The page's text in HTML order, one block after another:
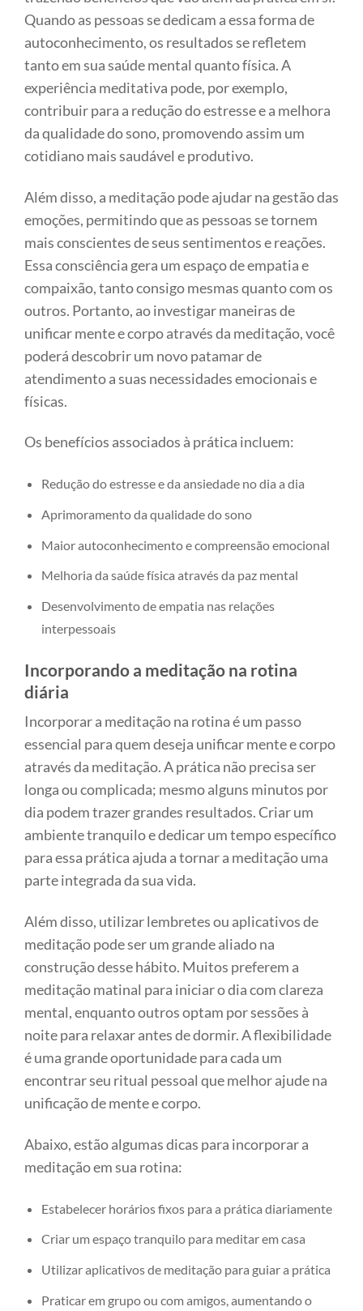
Quando as pessoas se dedicam a essa forma de
autoconhecimento, os resultados se refletem
tanto em sua saúde mental quanto física. A
experiência meditativa pode, por exemplo,
contribuir para a redução do estresse e a melhora
da qualidade do sono, promovendo assim um
cotidiano mais saudável e produtivo.
Além disso, a meditação pode ajudar na gestão das
emoções, permitindo que as pessoas se tornem
mais conscientes de seus sentimentos e reações.
Essa consciência gera um espaço de empatia e
compaixão, tanto consigo mesmas quanto com os
outros. Portanto, ao investigar maneiras de
unificar mente e corpo através da meditação, você
poderá descobrir um novo patamar de
atendimento a suas necessidades emocionais e
físicas.
Os benefícios associados à prática incluem:
Redução do estresse e da ansiedade no dia a dia
Aprimoramento da qualidade do sono
Maior autoconhecimento e compreensão emocional
Melhoria da saúde física através da paz mental
Desenvolvimento de empatia nas relações
interpessoais
Incorporando a meditação na rotina
diária
Incorporar a meditação na rotina é um passo
essencial para quem deseja unificar mente e corpo
através da meditação. A prática não precisa ser
longa ou complicada; mesmo alguns minutos por
dia podem trazer grandes resultados. Criar um
ambiente tranquilo e dedicar um tempo específico
para essa prática ajuda a tornar a meditação uma
parte integrada da sua vida.
Além disso, utilizar lembretes ou aplicativos de
meditação pode ser um grande aliado na
construção desse hábito. Muitos preferem a
meditação matinal para iniciar o dia com clareza
mental, enquanto outros optam por sessões à
noite para relaxar antes de dormir. A flexibilidade
é uma grande oportunidade para cada um
encontrar seu ritual pessoal que melhor ajude na
unificação de mente e corpo.
Abaixo, estão algumas dicas para incorporar a
meditação em sua rotina:
Estabelecer horários fixos para a prática diariamente
Criar um espaço tranquilo para meditar em casa
Utilizar aplicativos de meditação para guiar a prática
Praticar em grupo ou com amigos, aumentando o